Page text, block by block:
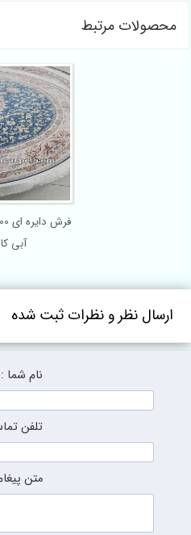
محصولات مرتبط
آبی
ارسال نظر و نظرات ثبت شده
نام شما :
تلفن
متن